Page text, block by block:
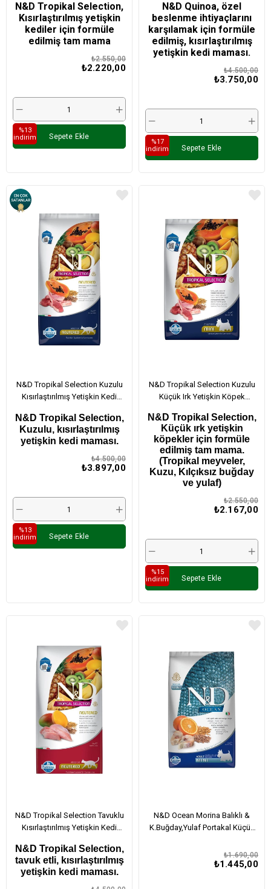
N&D Tropikal Selection,
Kısırlaştırılmış yetişkin
kediler için formüle
edilmiş tam mama
₺2.220,00
₺2.550,00
Sepete Ekle
%13
i̇ndirim
Maması 5 Kg
N&D Quinoa, özel
beslenme ihtiyaçlarını
karşılamak için formüle
edilmiş, kısırlaştırılmış
yetişkin kedi maması.
₺3.750,00
₺4.500,00
Sepete Ekle
%17
i̇ndirim
N&D Tropikal Selection Kuzulu
Kısırlaştırılmış Yetişkin Kedi
N&D Tropikal Selection,
Kuzulu, kısırlaştırılmış
yetişkin kedi maması.
₺3.897,00
₺4.500,00
Sepete Ekle
%13
i̇ndirim
N&D Tropikal Selection Kuzulu
Küçük Irk Yetişkin Köpek
N&D Tropikal Selection,
Küçük ırk yetişkin
köpekler için formüle
edilmiş tam mama.
(Tropikal meyveler,
Kuzu, Kılçıksız buğday
ve yulaf)
₺2.167,00
₺2.550,00
Sepete Ekle
%15
i̇ndirim
N&D Tropikal Selection Tavuklu
Kısırlaştırılmış Yetişkin Kedi
N&D Tropikal Selection,
tavuk etli, kısırlaştırılmış
yetişkin kedi maması.
N&D Ocean Morina Balıklı &
K.Buğday,Yulaf Portakal Küçük
₺1.445,00
₺1.690,00